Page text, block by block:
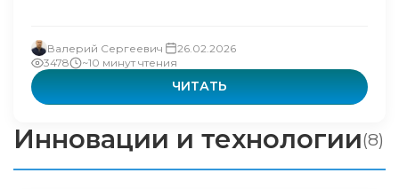
Валерий Сергеевич
26.02.2026
3478
~10 минут чтения
ЧИТАТЬ
Инновации и технологии(8)